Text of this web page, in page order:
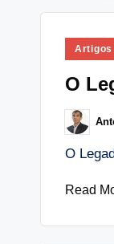
Posted
Artigos
O
Posted
by
O
Read